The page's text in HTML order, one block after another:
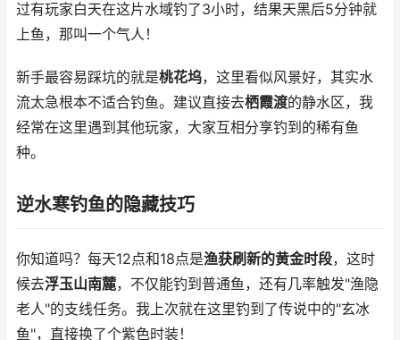
过有玩家白天在这片水域钓了3小时，结果天黑后5分钟就
上鱼，那叫一个气人！
新手最容易踩坑的就是桃花坞，这里看似风景好，其实水
流太急根本不适合钓鱼。建议直接去栖霞渡的静水区，我
经常在这里遇到其他玩家，大家互相分享钓到的稀有鱼
种。
逆水寒钓鱼的隐藏技巧
你知道吗？每天12点和18点是渔获刷新的黄金时段，这时
候去浮玉山南麓，不仅能钓到普通鱼，还有几率触发"渔隐
老人"的支线任务。我上次就在这里钓到了传说中的"玄冰
鱼"，直接换了个紫色时装！